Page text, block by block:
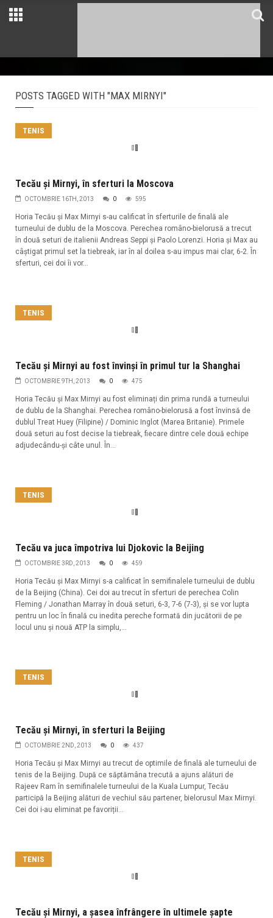
POSTS TAGGED WITH "MAX MIRNYI"
TENIS
Tecău și Mirnyi, în sferturi la Moscova
OCTOMBRIE 16TH, 2013 0 595
Horia Tecău și Max Mirnyi s-au calificat în sferturile de finală ale
turneului de dublu de la Moscova. Perechea româno-bielorusă a trecut
în două seturi de italienii Andreas Seppi și Paolo Lorenzi. Horia și Max au
câștigat primul set la tiebreak, iar în al doilea s-au impus mai clar, 6-2. În
sferturi, cei doi îi vor...
TENIS
Tecău și Mirnyi au fost învinși în primul tur la Shanghai
OCTOMBRIE 9TH, 2013 0 475
Horia Tecău și Max Mirnyi au fost eliminați din prima rundă a turneului
de dublu de la Shanghai. Perechea româno-bielorusă a fost învinsă de
dublul Treat Huey (Filipine) / Dominic Inglot (Marea Britanie). Primele
două seturi au fost decise la tiebreak, fiecare dintre cele două echipe
adjudecându-și câte unul. În...
TENIS
Tecău va juca împotriva lui Djokovic la Beijing
OCTOMBRIE 3RD, 2013 0 459
Horia Tecău și Max Mirnyi s-a calificat în semifinalele turneului de dublu
de la Beijing (China). Cei doi au trecut în sferturi de perechea Colin
Fleming / Jonathan Marray în două seturi, 6-3, 7-6 (7-3), și se vor lupta
pentru un loc în finală cu inedita pereche formată din jucătorii de pe
locul unu și nouă ATP la simplu,...
TENIS
Tecău și Mirnyi, în sferturi la Beijing
OCTOMBRIE 2ND, 2013 0 437
Horia Tecău și Max Mirnyi au trecut de optimile de finală ale turneului de
tenis de la Beijing. După ce săptămâna trecută a ajuns alături de
Rajeev Ram în semifinalele turneului de la Kuala Lumpur, Tecău
participă la Beijing alături de vechiul său partener, bielorusul Max Mirnyi.
Cei doi i-au eliminat pe favoriții...
TENIS
Tecău și Mirnyi, a șasea înfrângere în ultimele șapte